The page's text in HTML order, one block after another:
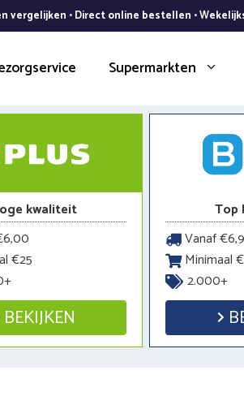
vergelijken • Direct online bestellen •
Supermarkten
kwaliteit
€25
BEKIJKEN
Top
Vanaf
Minimaal
2.000+